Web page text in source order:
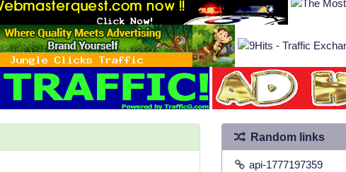
Random links
api-1777197359